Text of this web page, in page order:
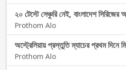
২০ টেস্টে সেঞ্চুরি নেই, বাংলাদেশ
Prothom Alo
অস্ট্রেলিয়ায় প্রস্তুতি ম্যাচের প্রথম দিনে
Prothom Alo